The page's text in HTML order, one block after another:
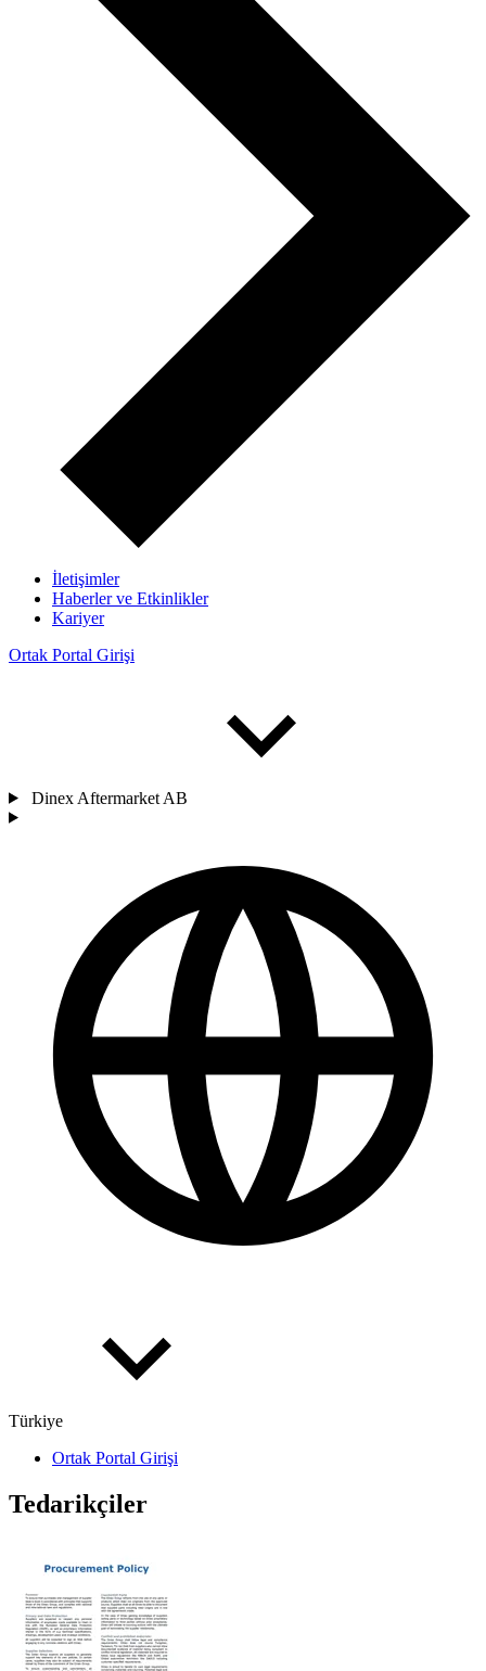
İletişimler
Haberler ve Etkinlikler
Kariyer
Ortak Portal Girişi
Dinex Aftermarket AB
Türkiye
Ortak Portal Girişi
Tedarikçiler